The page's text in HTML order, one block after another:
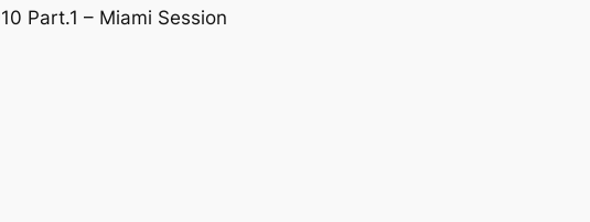
Part.1 – Miami Session